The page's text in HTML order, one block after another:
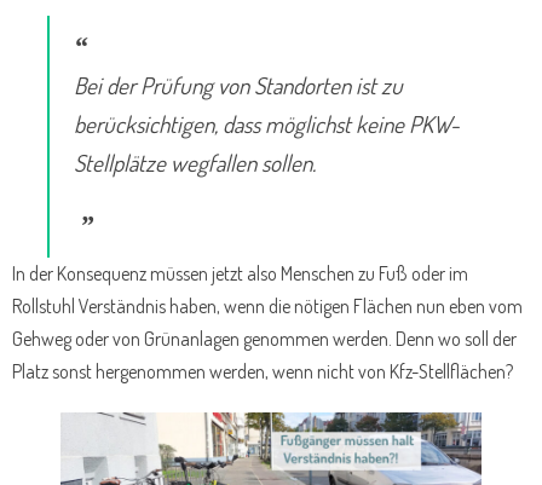
Bei der Prüfung von Standorten ist zu
berücksichtigen, dass möglichst keine PKW-
Stellplätze wegfallen sollen.
In der Konsequenz müssen jetzt also Menschen zu Fuß oder im
Rollstuhl Verständnis haben, wenn die nötigen Flächen nun eben vom
Gehweg oder von Grünanlagen genommen werden. Denn wo soll der
Platz sonst hergenommen werden, wenn nicht von Kfz-Stellflächen?